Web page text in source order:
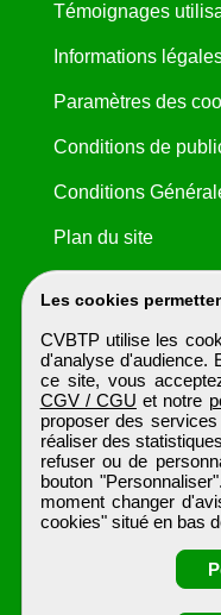
Les cookies
CVBTP utilise les
d'analyse d'audience.
ce site, vous
CGV / CGU et notre
proposer des
réaliser des
refuser ou de
bouton
moment changer
cookies" situé en bas
Témoignages
Informations
Paramètres des
Conditions de
Conditions
Plan du site